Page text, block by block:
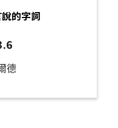
的字詞
德